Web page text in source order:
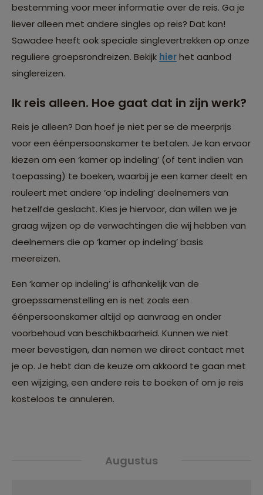
bestemming voor meer informatie over de reis. Ga je
liever alleen met andere singles op reis? Dat kan!
Sawadee heeft ook speciale singlevertrekken op onze
reguliere groepsrondreizen. Bekijk hierhet aanbod
singlereizen.
Ik reis alleen. Hoe gaat dat in zijn werk?
Reis je alleen? Dan hoef je niet per se de meerprijs
voor een éénpersoonskamer te betalen. Je kan ervoor
kiezen om een ‘kamer op indeling’ (of tent indien van
toepassing) te boeken, waarbij je een kamer deelt en
rouleert met andere ‘op indeling’ deelnemers van
hetzelfde geslacht. Kies je hiervoor, dan willen we je
graag wijzen op de verwachtingen die wij hebben van
deelnemers die op ‘kamer op indeling’ basis
meereizen.
Een ‘kamer op indeling’ is afhankelijk van de
groepssamenstelling en is net zoals een
éénpersoonskamer altijd op aanvraag en onder
voorbehoud van beschikbaarheid. Kunnen we niet
meer bevestigen, dan nemen we direct contact met
je op. Je hebt dan de keuze om akkoord te gaan met
een wijziging, een andere reis te boeken of om je reis
kosteloos te annuleren.
Augustus